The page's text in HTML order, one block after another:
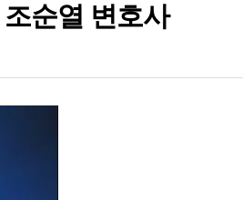
순열 변호사